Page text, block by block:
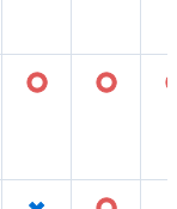
○ ○